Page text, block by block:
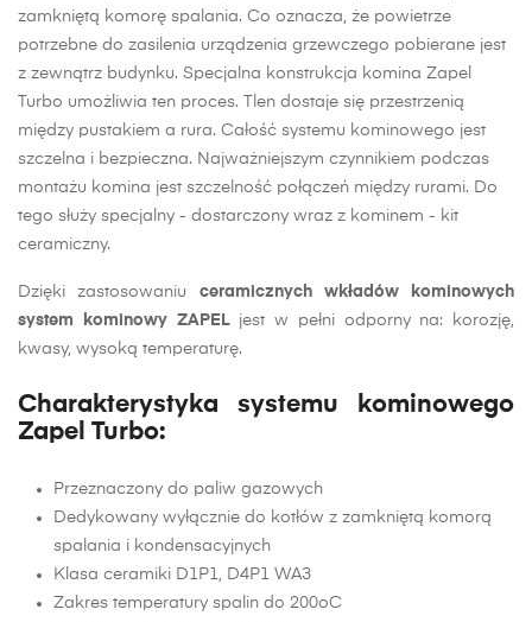
zamkniętą komorę spalania. Co oznacza, że powietrze
potrzebne do zasilenia urządzenia grzewczego pobierane jest
z zewnątrz budynku. Specjalna konstrukcja komina Zapel
Turbo umożliwia ten proces. Tlen dostaje się przestrzenią
między pustakiem a rura. Całość systemu kominowego jest
szczelna i bezpieczna. Najważniejszym czynnikiem podczas
montażu komina jest szczelność połączeń między rurami. Do
tego służy specjalny - dostarczony wraz z kominem - kit
ceramiczny.
Dzięki zastosowaniu ceramicznych wkładów kominowych
system kominowy ZAPELjest w pełni odporny na: korozję,
kwasy, wysoką temperaturę.
Charakterystyka systemu kominowego
Zapel Turbo:
Przeznaczony do paliw gazowych
Dedykowany wyłącznie do kotłów z zamkniętą komorą
spalania i kondensacyjnych
Klasa ceramiki D1P1, D4P1 WA3
Zakres temperatury spalin do 200oC